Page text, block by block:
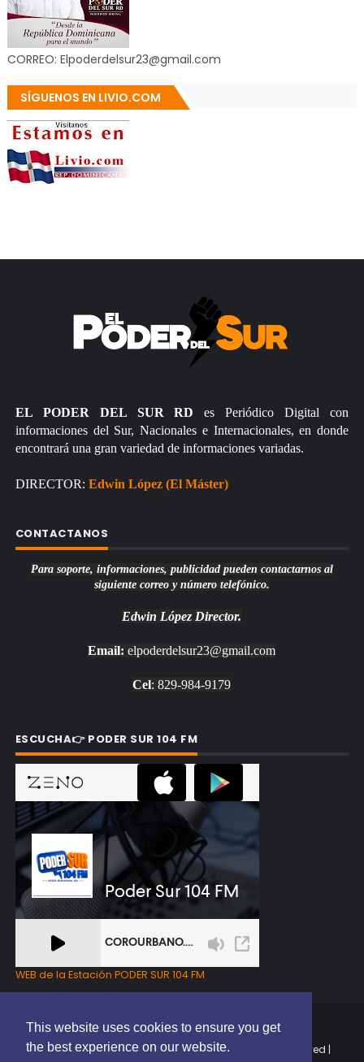
This website uses cookies to ensure you get
the best experience on our website.
CORREO: Elpoderdelsur23@gmail.com
SÍGUENOS EN LIVIO.COM
EL PODER DEL SUR RD es Periódico Digital con
informaciones del Sur, Nacionales e Internacionales, en donde
encontrará una gran variedad de informaciones variadas.
DIRECTOR: Edwin López (El Máster)
CONTACTANOS
Para soporte, informaciones, publicidad pueden contactarnos al
siguiente correo y número telefónico.
Edwin López Director.
Email: elpoderdelsur23@gmail.com
Cel: 829-984-9179
ESCUCHA👉 PODER SUR 104 FM
WEB de la Estación PODER SUR 104 FM
Copyright © 2025 | EL PODER DEL SUR RD | All Rights Reserved |